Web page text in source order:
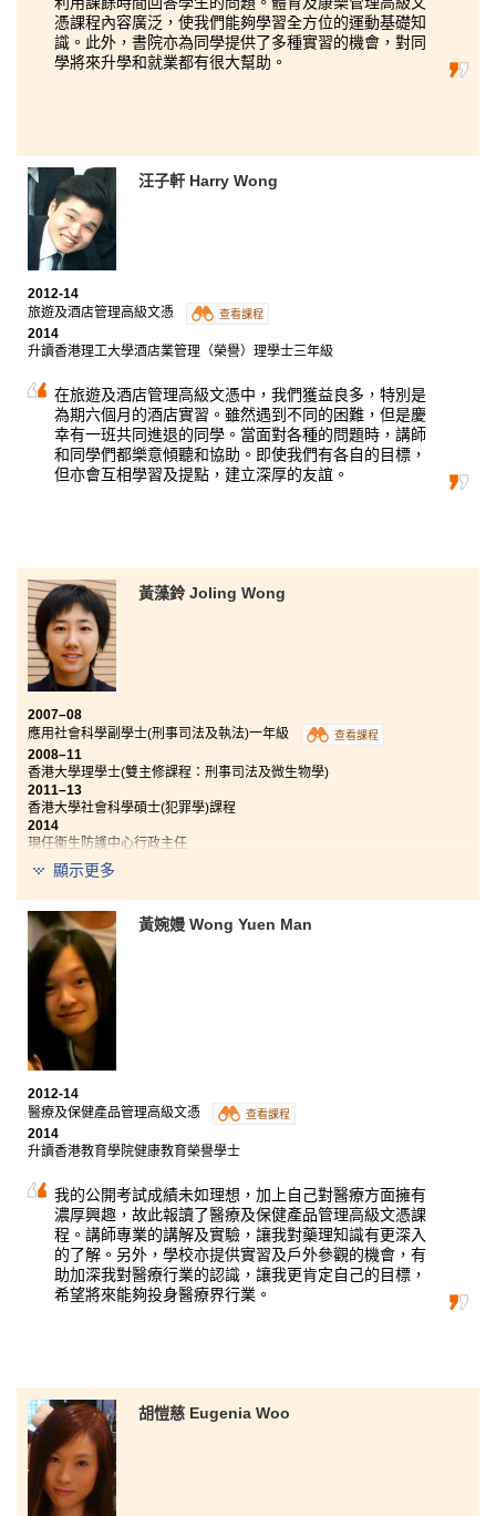
憑課程內容廣泛，使我們能夠學習全方位的運動基礎知
識。此外，書院亦為同學提供了多種實習的機會，對同
學將來升學和就業都有很大幫助。
汪子軒 Harry Wong
2012-14
旅遊及酒店管理高級文憑
查看課程
2014
升讀香港理工大學酒店業管理（榮譽）理學士三年級
在旅遊及酒店管理高級文憑中，我們獲益良多，特別是
為期六個月的酒店實習。雖然遇到不同的困難，但是慶
幸有一班共同進退的同學。當面對各種的問題時，講師
和同學們都樂意傾聽和協助。即使我們有各自的目標，
但亦會互相學習及提點，建立深厚的友誼。
黃藻鈴 Joling Wong
2007–08
應用社會科學副學士(刑事司法及執法)一年級
查看課程
2008–11
香港大學理學士(雙主修課程：刑事司法及微生物學)
2011–13
香港大學社會科學碩士(犯罪學)課程
2014
現任衞生防護中心行政主任
2014
加入香港輔助警察隊，任職輔警警員
中學時代已積極參與制服團隊活動的Joling，加入紀律部隊，成
為警察是她的志願。「書院的刑事司法及執法副學士課程的教學
活動很有趣，講師特別邀請談判專家跟我們講解談判技巧和警隊
工作。另外，又特別為我們度身設計一個以紀律部隊為主題的歷
奇訓練營，由多位現役和退役資深紀律部隊職員帶領我們進行團
隊合作訓練，絕對是難得的體驗。」
書院多元化和輕鬆的教學模式，使學習變得更有趣，而全面和持
續性的評核機制，除了傳統的考試，日常課堂中的個人短講、小
的表現。對Joling來說，這個評核方法比傳統的「一試定生死」
更有效，大大提高了她的學習興趣。
「除了學習，書院還為我們安排一些課餘體育活動、興趣班、歌
唱比賽、不同類型的講座及讓就讀不同課程的同學互相認識的
『好友營』，而我更有幸成為了第一屆迎新營的負責人，有機會
學習一些課本以外的東西，獲益良多。」
顯示更多
黃婉嫚 Wong Yuen Man
2012-14
醫療及保健產品管理高級文憑
查看課程
2014
升讀香港教育學院健康教育榮譽學士
我的公開考試成績未如理想，加上自己對醫療方面擁有
濃厚興趣，故此報讀了醫療及保健產品管理高級文憑課
程。講師專業的講解及實驗，讓我對藥理知識有更深入
的了解。另外，學校亦提供實習及戶外參觀的機會，有
助加深我對醫療行業的認識，讓我更肯定自己的目標，
希望將來能夠投身醫療界行業。
胡愷慈 Eugenia Woo